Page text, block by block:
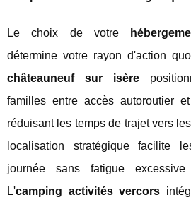
Le choix de votre
détermine votre rayon d'action
châteauneuf sur isère
familles entre accès autoroutier
réduisant les temps de trajet vers
localisation stratégique facilite
journée sans fatigue
L'camping activités vercors